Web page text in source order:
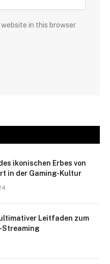
website in this browser
ikonischen Erbes von
in der Gaming-Kultur
Leitfaden zum
Streaming